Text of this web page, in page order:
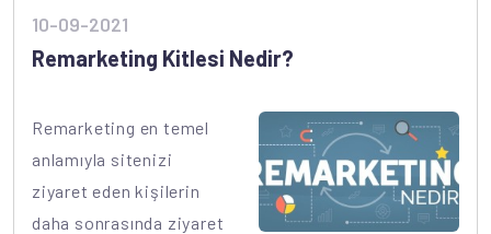
10-09-2021
Remarketing Kitlesi Nedir?
Remarketing en temel
anlamıyla sitenizi
ziyaret eden kişilerin
daha sonrasında ziyaret